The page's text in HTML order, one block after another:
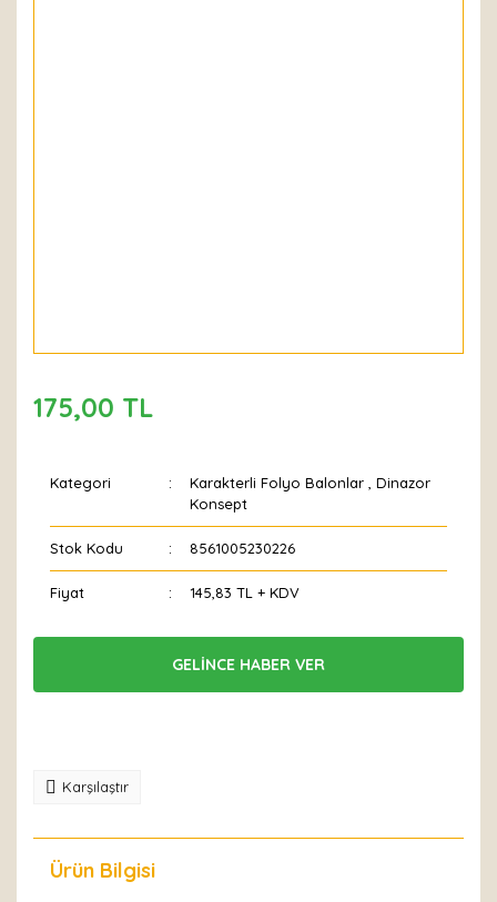
175,00 TL
Kategori Karakterli Folyo Balonlar ,Dinazor
Konsept
Stok Kodu 8561005230226
Fiyat 145,83 TL + KDV
GELİNCE HABER VER
Karşılaştır
Ürün Bilgisi